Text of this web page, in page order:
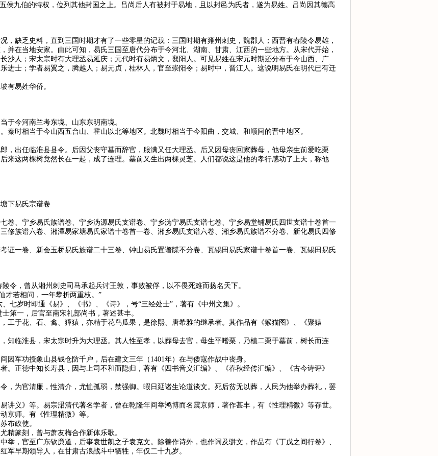
侯九伯的特权，位列其他封国之上。吕尚后人有被封于易地，且以封邑为氏者，遂为易姓。吕尚因其德高
，缺乏史料，直到三国时期才有了一些零星的记载：三国时期有雍州刺史，魏郡人；西晋有舂陵令易雄，
并在当地安家。由此可知，易氏三国至唐代分布于今河北、湖南、甘肃、江西的一些地方。从宋代开始，
沙人；宋太宗时有大理丞易延庆；元代时有易炳文，襄阳人。可见易姓在宋元时期还分布于今山西、广
进士；学者易翼之，腾越人；易元贞，桂林人，官至崇阳令；易时中，晋江人。这说明易氏在明代已有迁
有易姓华侨。
于今河南兰考东境、山东东明南境。
秦时相当于今山西五台山、霍山以北等地区。北魏时相当于今阳曲，交城、和顺间的晋中地区。
，出任临淮县县令。后因父丧守墓而辞官，服满又任大理丞。后又因母丧回家葬母，他母亲生前爱吃栗
来这两棵树竟然长在一起，成了连理。墓前又生出两棵灵芝。人们都说这是他的孝行感动了上天，称他
下易氏宗谱卷
卷、宁乡易氏族谱卷、宁乡沩源易氏支谱卷、宁乡沩宁易氏支谱七卷、宁乡易堂铺易氏四世支谱十卷首一
修族谱六卷、湘潭易家塘易氏家谱十卷首一卷、湘乡易氏支谱六卷、湘乡易氏族谱不分卷、新化易氏四修
证一卷、新会玉桥易氏族谱二十三卷、钟山易氏置谱牒不分卷、瓦锡田易氏家谱十卷首一卷、瓦锡田易氏
令，曾从湘州刺史司马承起兵讨王敦，事败被俘，以不畏死难而扬名天下。
才若相问，一年攀折两重枝。”
七岁时即通《易》、《书》、《诗》，号“三经处士”，著有《中州文集》。
第一，后官至南宋礼部尚书，著述甚丰。
工于花、石、禽、獐猿，亦精于花鸟瓜果，是徐熙、唐希雅的继承者。其作品有《猴猫图》、《聚猿
知临淮县，宋太宗时升为大理丞。其人性至孝，以葬母去官，母生平嗜栗，乃植二栗于墓前，树长而连
因军功授象山县钱仓防千户，后在建文三年（1401年）在与倭寇作战中丧身。
。正德中知长寿县，因与上司不和而隐归，著有《四书音义汇编》、《春秋经传汇编》、《古今诗评》
，为官清廉，性清介，尤恤孤弱，禁强御。暇日延诸生论道谈文。死后贫无以葬，人民为他举办葬礼，罢
讲义》等。易宗涒清代著名学者，曾在乾隆年间举鸿博而名震京师，著作甚丰，有《性理精微》等存世。
京师。有《性理精微》等。
布政使。
精篆刻，曾与萧友梅合作新体乐歌。
举，官至广东钦廉道，后事袁世凯之子袁克文。除善作诗外，也作词及骈文，作品有《丁戊之间行卷》、
军早期领导人，在甘肃古浪战斗中牺牲，年仅二十九岁。